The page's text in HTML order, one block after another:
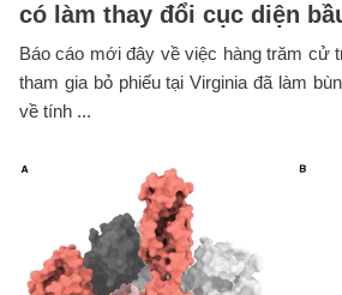
có làm thay đổi cục diện
Báo cáo mới đây về việc hàng trăm cử
tham gia bỏ phiếu tại Virginia đã làm
về tính ...